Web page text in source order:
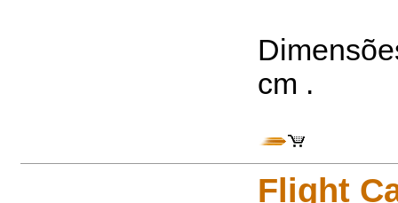
cm .
Flight